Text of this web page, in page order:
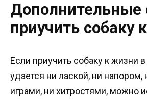
Дополнительные
приучить собаку
Если приучить собаку к жизни
удается ни лаской, ни
играми, ни хитростями, можно